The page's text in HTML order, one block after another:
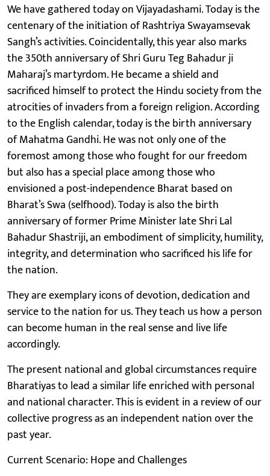
We have gathered today on Vijayadashami. Today is the
centenary of the initiation of Rashtriya Swayamsevak
Sangh’s activities. Coincidentally, this year also marks
the 350th anniversary of Shri Guru Teg Bahadur ji
Maharaj’s martyrdom. He became a shield and
sacrificed himself to protect the Hindu society from the
atrocities of invaders from a foreign religion. According
to the English calendar, today is the birth anniversary
of Mahatma Gandhi. He was not only one of the
foremost among those who fought for our freedom
but also has a special place among those who
envisioned a post-independence Bharat based on
Bharat’s Swa (selfhood). Today is also the birth
anniversary of former Prime Minister late Shri Lal
Bahadur Shastriji, an embodiment of simplicity, humility,
integrity, and determination who sacrificed his life for
the nation.
They are exemplary icons of devotion, dedication and
service to the nation for us. They teach us how a person
can become human in the real sense and live life
accordingly.
The present national and global circumstances require
Bharatiyas to lead a similar life enriched with personal
and national character. This is evident in a review of our
collective progress as an independent nation over the
past year.
Current Scenario: Hope and Challenges